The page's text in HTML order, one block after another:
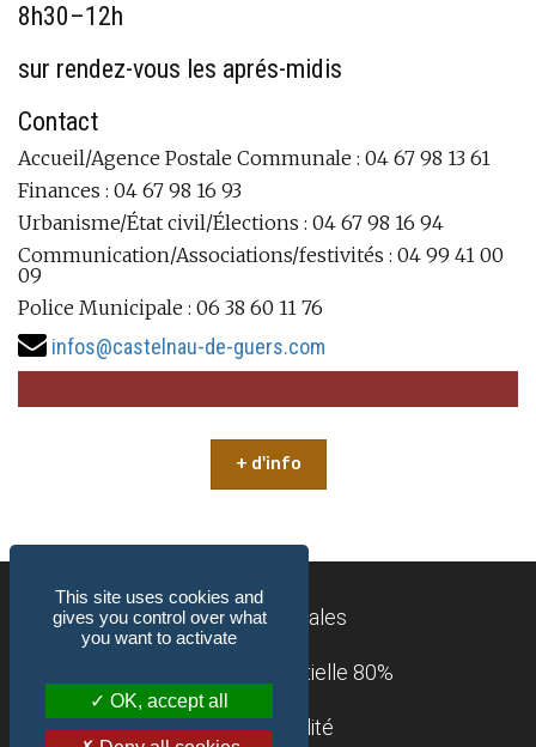
8h30–12h
sur rendez-vous les aprés-midis
Contact
Accueil/Agence Postale Communale : 04 67 98 13 61
Finances : 04 67 98 16 93
Urbanisme/État civil/Élections : 04 67 98 16 94
Communication/Associations/festivités : 04 99 41 00
09
Police Municipale : 06 38 60 11 76
infos@castelnau-de-guers.com
+ d'info
Mentions légales
Accessibilité : partielle 80%
Confidentialité
This site uses cookies and
gives you control over what
you want to activate
OK, accept all